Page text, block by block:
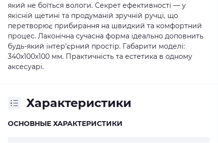
який не боїться вологи. Секрет ефективності — у
якісній щетині та продуманій зручній ручці, що
перетворює прибирання на швидкий та комфортний
процес. Лаконічна сучасна форма ідеально доповнить
будь-який інтер’єрний простір. Габарити моделі:
340х100х100 мм. Практичність та естетика в одному
аксесуарі.
Характеристики
ОСНОВНЫЕ ХАРАКТЕРИСТИКИ